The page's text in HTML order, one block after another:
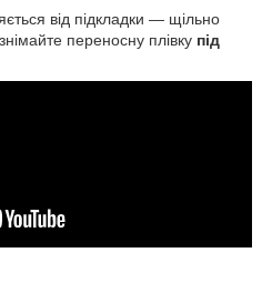
від підкладки — щільно
переносну плівку під